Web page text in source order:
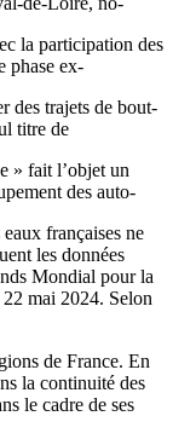
la participation des
phase ex-
des trajets de bout-
titre de
» fait l’objet un
des auto-
françaises ne
les données
Mondial pour la
mai 2024. Selon
de France. En
la continuité des
le cadre de ses